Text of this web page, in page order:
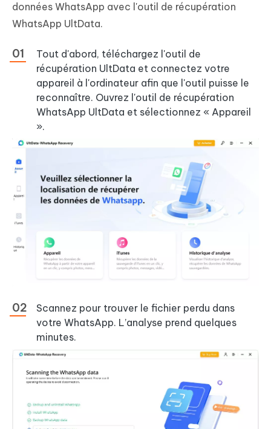
données WhatsApp avec l'outil de récupération
WhatsApp UltData.
Tout d'abord, téléchargez l'outil de
récupération UltData et connectez votre
appareil à l'ordinateur afin que l'outil puisse le
reconnaître. Ouvrez l'outil de récupération
WhatsApp UltData et sélectionnez « Appareil
».
Scannez pour trouver le fichier perdu dans
votre WhatsApp. L’analyse prend quelques
minutes.